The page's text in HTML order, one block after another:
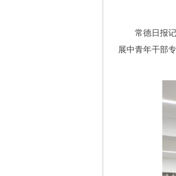
常德日报
展中青年干部